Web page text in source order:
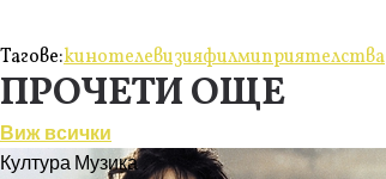
Тагове:кинотелевизияфилмиприятелства
ПРОЧЕТИ ОЩЕ
Виж всички
КултураМузика